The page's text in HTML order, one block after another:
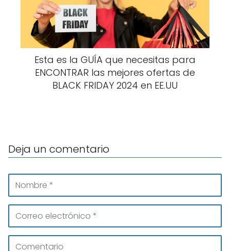
Esta es la GUÍA que necesitas para
ENCONTRAR las mejores ofertas de
BLACK FRIDAY 2024 en EE.UU
Deja un comentario